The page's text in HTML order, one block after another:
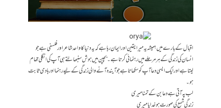
اقبال کے بارے میں ہمیشہ یہ میرا یقین اور ایمان رہا ہے کہ یہ دنیا کا واحد شاعر اور فلسفی ہے جو
انسان کی زندگی کے ہر مرحلے میں رہنمائی کرتا ہے۔ بچپن میں ہوش سنبھالتے ہی آپ کی انگلی تھام
لیتا ہے اور ایک ایسی دعا آپ کو سکھاتا ہے جو آیندہ آنے والی زندگی کے لیے رہنما اور ہادی ثابت
ہو۔
لب پہ آتی ہے دعا بن کے تمنا میری
زندگی شمع کی صورت ہو خدایا میری